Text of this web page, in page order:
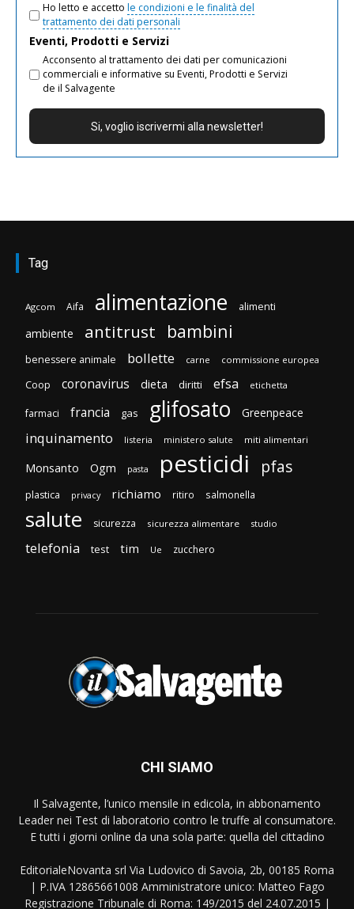
Ho letto e accetto le condizioni e le finalità del
trattamento dei dati personali
Eventi, Prodotti e Servizi
Acconsento al trattamento dei dati per comunicazioni
commerciali e informative su Eventi, Prodotti e Servizi
de il Salvagente
Tag
Agcom Aifa alimentazione alimenti
ambiente antitrust bambini
benessere animale bollette carne commissione europea
Coop coronavirus dieta diritti efsa etichetta
farmaci francia gas glifosato Greenpeace
inquinamento listeria ministero salute miti alimentari
Monsanto Ogm pasta pesticidi pfas
plastica privacy richiamo ritiro salmonella
salute sicurezza sicurezza alimentare studio
telefonia test tim Ue zucchero
CHI SIAMO
Il Salvagente, l’unico mensile in edicola, in abbonamento
Leader nei Test di laboratorio contro le truffe al consumatore.
E tutti i giorni online da una sola parte: quella del cittadino
EditorialeNovanta srl Via Ludovico di Savoia, 2b, 00185 Roma
| P.IVA 12865661008 Amministratore unico: Matteo Fago
Registrazione Tribunale di Roma: 149/2015 del 24.07.2015 |